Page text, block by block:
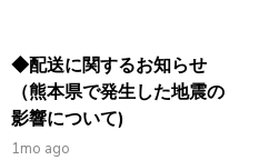
◆配送に関するお知らせ
（熊本県で発生した地震の
影響について)
1mo ago